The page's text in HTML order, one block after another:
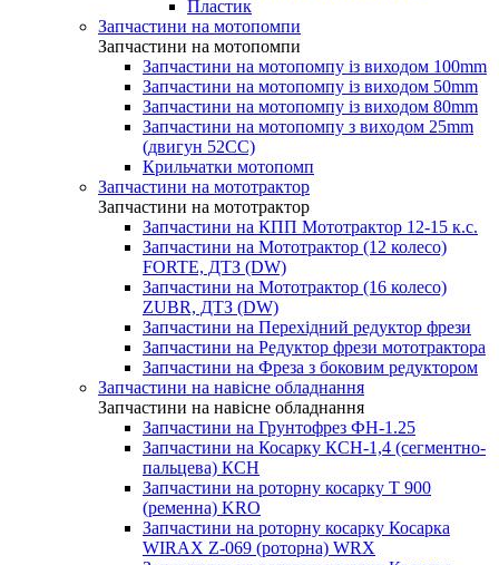
Пластик
Запчастини на мотопомпи
Запчастини на мотопомпи
Запчастини на мотопомпу із виходом 100mm
Запчастини на мотопомпу із виходом 50mm
Запчастини на мотопомпу із виходом 80mm
Запчастини на мотопомпу з виходом 25mm
(двигун 52CC)
Крильчатки мотопомп
Запчастини на мототрактор
Запчастини на мототрактор
Запчастини на КПП Мототрактор 12-15 к.с.
Запчастини на Мототрактор (12 колесо)
FORTE, ДТЗ (DW)
Запчастини на Мототрактор (16 колесо)
ZUBR, ДТЗ (DW)
Запчастини на Перехідний редуктор фрези
Запчастини на Редуктор фрези мототрактора
Запчастини на Фреза з боковим редуктором
Запчастини на навісне обладнання
Запчастини на навісне обладнання
Запчастини на Грунтофрез ФН-1.25
Запчастини на Косарку КСН-1,4 (сегментно-
пальцева) КСН
Запчастини на роторну косарку T 900
(ременна) KRO
Запчастини на роторну косарку Косарка
WIRAX Z-069 (роторна) WRX